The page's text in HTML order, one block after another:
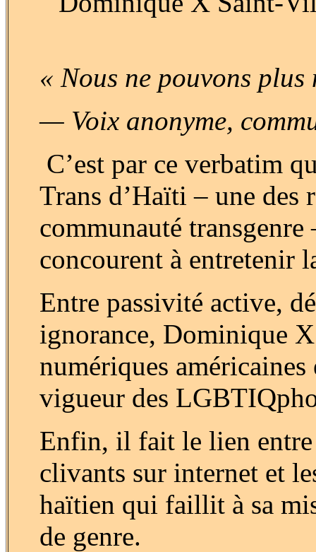
« Nous ne pouvons
— Voix anonyme,
C’est par ce verbatim
Trans d’Haïti – une des
communauté
concourent à entretenir
Entre passivité active,
ignorance, Dominique
numériques
vigueur des
Enfin, il fait le lien entre
clivants sur internet et
haïtien qui faillit à sa
de genre.